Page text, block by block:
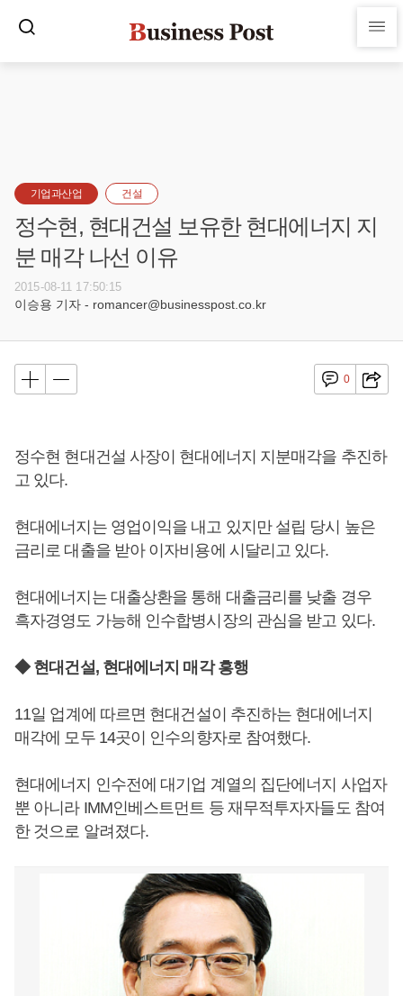
기업과산업 건설
정수현, 현대건설 보유한 현대에너지 지
분 매각 나선 이유
2015-08-11 17:50:15
이승용 기자 - romancer@businesspost.co.kr
0
정수현 현대건설 사장이 현대에너지 지분매각을 추진하
고 있다.
현대에너지는 영업이익을 내고 있지만 설립 당시 높은
금리로 대출을 받아 이자비용에 시달리고 있다.
현대에너지는 대출상환을 통해 대출금리를 낮출 경우
흑자경영도 가능해 인수합병시장의 관심을 받고 있다.
◆ 현대건설, 현대에너지 매각 흥행
11일 업계에 따르면 현대건설이 추진하는 현대에너지
매각에 모두 14곳이 인수의향자로 참여했다.
현대에너지 인수전에 대기업 계열의 집단에너지 사업자
뿐 아니라 IMM인베스트먼트 등 재무적투자자들도 참여
한 것으로 알려졌다.